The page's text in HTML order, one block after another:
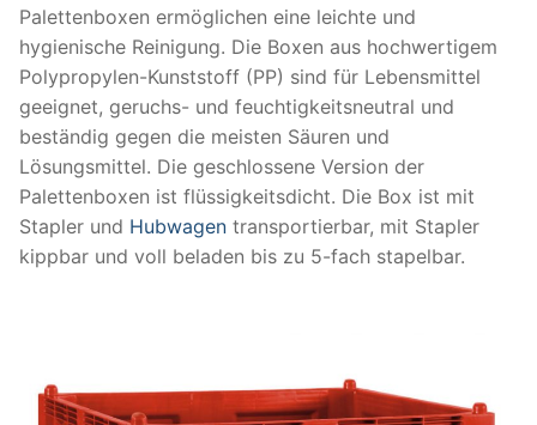
Palettenboxen ermöglichen eine leichte und
hygienische Reinigung. Die Boxen aus hochwertigem
Polypropylen-Kunststoff (PP) sind für Lebensmittel
geeignet, geruchs- und feuchtigkeitsneutral und
beständig gegen die meisten Säuren und
Lösungsmittel. Die geschlossene Version der
Palettenboxen ist flüssigkeitsdicht. Die Box ist mit
Stapler und Hubwagen transportierbar, mit Stapler
kippbar und voll beladen bis zu 5-fach stapelbar.